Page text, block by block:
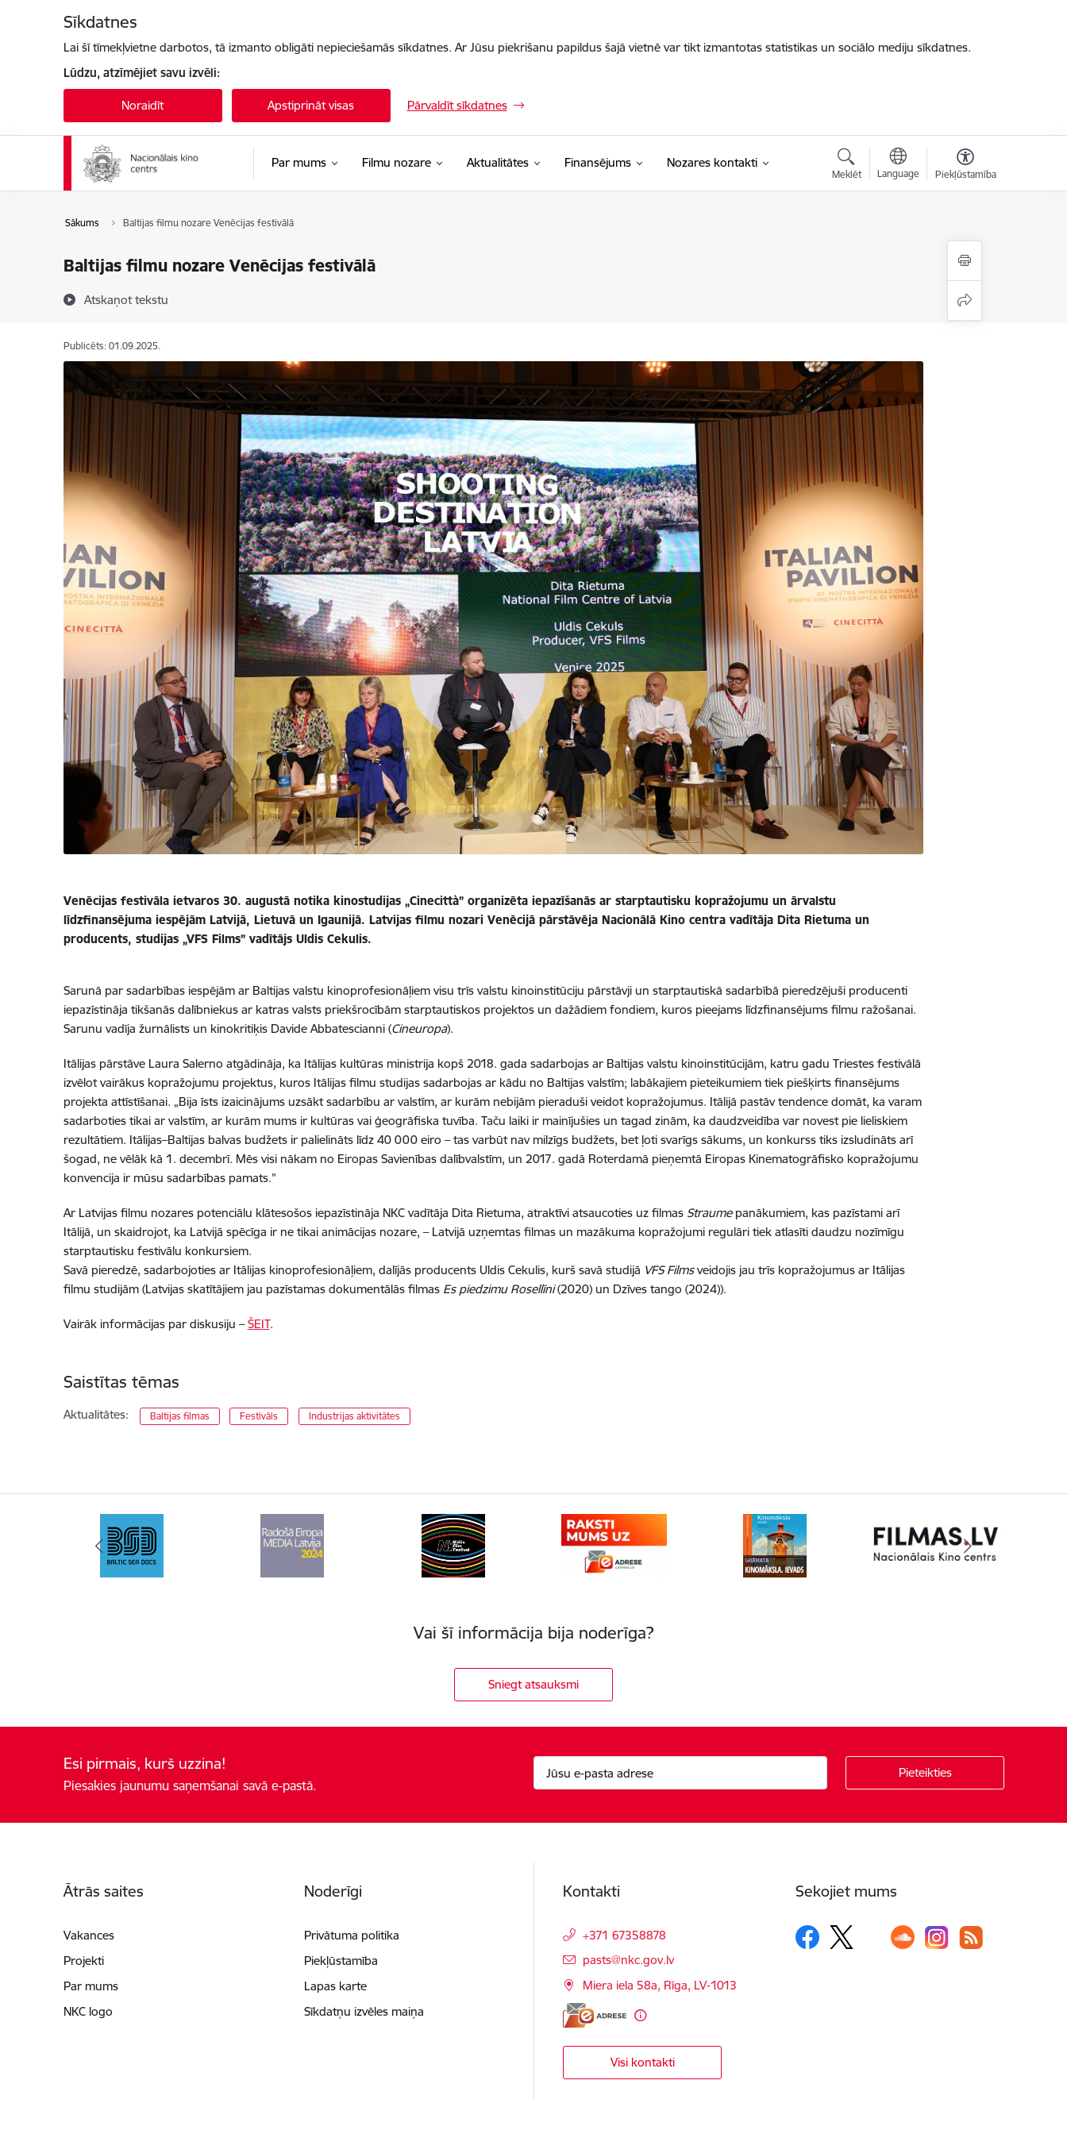
Sīkdatnes
Lai šī tīmekļvietne darbotos, tā izmanto obligāti nepieciešamās sīkdatnes. Ar Jūsu piekrišanu papildus šajā vietnē var tikt izmantotas statistikas un sociālo mediju sīkdatnes.
Lūdzu, atzīmējiet savu izvēli:
Noraidīt Apstiprināt visas Pārvaldīt sīkdatnes
Par mums Filmu nozare Aktualitātes Finansējums Nozares kontakti
Meklēt Language Piekļūstamība
Sākums Baltijas filmu nozare Venēcijas festivālā
Baltijas filmu nozare Venēcijas festivālā
Atskaņot tekstu
Publicēts: 01.09.2025.
Venēcijas festivāla ietvaros 30. augustā notika kinostudijas „Cinecittà” organizēta iepazīšanās ar starptautisku kopražojumu un ārvalstu
līdzfinansējuma iespējām Latvijā, Lietuvā un Igaunijā. Latvijas filmu nozari Venēcijā pārstāvēja Nacionālā Kino centra vadītāja Dita Rietuma un
producents, studijas „VFS Films” vadītājs Uldis Cekulis.
Sarunā par sadarbības iespējām ar Baltijas valstu kinoprofesionāļiem visu trīs valstu kinoinstitūciju pārstāvji un starptautiskā sadarbībā pieredzējuši producenti
iepazīstināja tikšanās dalībniekus ar katras valsts priekšrocībām starptautiskos projektos un dažādiem fondiem, kuros pieejams līdzfinansējums filmu ražošanai.
Sarunu vadīja žurnālists un kinokritiķis Davide Abbatescianni (Cineuropa).
Itālijas pārstāve Laura Salerno atgādināja, ka Itālijas kultūras ministrija kopš 2018. gada sadarbojas ar Baltijas valstu kinoinstitūcijām, katru gadu Triestes festivālā
izvēlot vairākus kopražojumu projektus, kuros Itālijas filmu studijas sadarbojas ar kādu no Baltijas valstīm; labākajiem pieteikumiem tiek piešķirts finansējums
projekta attīstīšanai. „Bija īsts izaicinājums uzsākt sadarbību ar valstīm, ar kurām nebijām pieraduši veidot kopražojumus. Itālijā pastāv tendence domāt, ka varam
sadarboties tikai ar valstīm, ar kurām mums ir kultūras vai ģeogrāfiska tuvība. Taču laiki ir mainījušies un tagad zinām, ka daudzveidība var novest pie lieliskiem
rezultātiem. Itālijas–Baltijas balvas budžets ir palielināts līdz 40 000 eiro – tas varbūt nav milzīgs budžets, bet ļoti svarīgs sākums, un konkurss tiks izsludināts arī
šogad, ne vēlāk kā 1. decembrī. Mēs visi nākam no Eiropas Savienības dalībvalstīm, un 2017. gadā Roterdamā pieņemtā Eiropas Kinematogrāfisko kopražojumu
konvencija ir mūsu sadarbības pamats.”
Ar Latvijas filmu nozares potenciālu klātesošos iepazīstināja NKC vadītāja Dita Rietuma, atraktīvi atsaucoties uz filmas Straumepanākumiem, kas pazīstami arī
Itālijā, un skaidrojot, ka Latvijā spēcīga ir ne tikai animācijas nozare, – Latvijā uzņemtas filmas un mazākuma kopražojumi regulāri tiek atlasīti daudzu nozīmīgu
starptautisku festivālu konkursiem.
Savā pieredzē, sadarbojoties ar Itālijas kinoprofesionāļiem, dalījās producents Uldis Cekulis, kurš savā studijā VFS Filmsveidojis jau trīs kopražojumus ar Itālijas
filmu studijām (Latvijas skatītājiem jau pazīstamas dokumentālās filmas Es piedzimu Rosellīni(2020) un Dzīves tango (2024)).
Vairāk informācijas par diskusiju –ŠEIT.
Saistītas tēmas
Aktualitātes: Baltijas filmas Festivāls Industrijas aktivitātes
Vai šī informācija bija noderīga?
Sniegt atsauksmi
Esi pirmais, kurš uzzina!
Piesakies jaunumu saņemšanai savā e-pastā.
Ātrās saites
Vakances
Projekti
Par mums
NKC logo
Noderīgi
Privātuma politika
Piekļūstamība
Lapas karte
Sīkdatņu izvēles maiņa
Kontakti
+371 67358878
E-pasts:
pasts@nkc.gov.lv
Miera iela 58a, Rīga, LV-1013
Visi kontakti
Sekojiet mums